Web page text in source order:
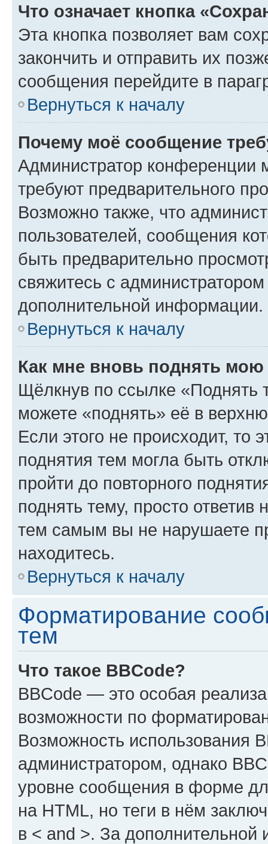
Что означает кнопка
Эта кнопка позволяет вам
закончить и отправить их
сообщения перейдите в
Вернуться к началу
Почему моё сообщение
Администратор конференции
требуют предварительного
Возможно также, что
пользователей, сообщения
быть предварительно
свяжитесь с
дополнительной информации.
Вернуться к началу
Как мне вновь поднять мою
Щёлкнув по ссылке «Поднять
можете «поднять» её в
Если этого не происходит, то
поднятия тем могла быть
пройти до повторного
поднять тему, просто ответив
тем самым вы не нарушаете
находитесь.
Вернуться к началу
Форматирование
тем
Что такое BBCode?
BBCode — это особая
возможности по
Возможность использования
администратором, однако
уровне сообщения в форме
на HTML, но теги в нём
в < and >. За